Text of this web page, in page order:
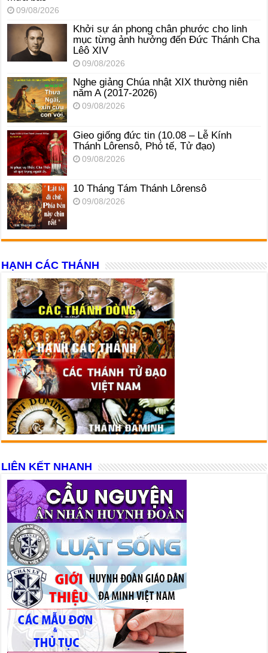
09/08/2026
Khởi sự án phong chân phước cho linh
mục từng ảnh hưởng đến Đức Thánh Cha
Lêô XIV
09/08/2026
Nghe giảng Chúa nhật XIX thường niên
năm A (2017-2026)
09/08/2026
Gieo giống đức tin (10.08 – Lễ Kính
Thánh Lôrensô, Phó tế, Tử đạo)
09/08/2026
10 Tháng Tám Thánh Lôrensô
09/08/2026
HẠNH CÁC THÁNH
LIÊN KẾT NHANH